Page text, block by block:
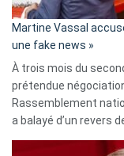
Martine Vassal
une fake news »
À trois mois du
prétendue
Rassemblement
a balayé d’un revers